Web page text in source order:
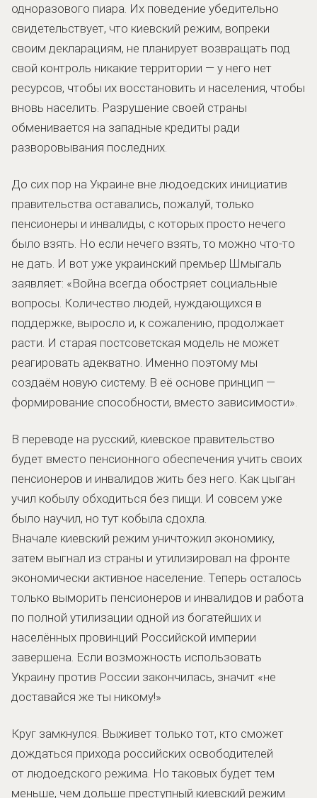
одноразового пиара. Их поведение убедительно
свидетельствует, что киевский режим, вопреки
своим декларациям, не планирует возвращать под
свой контроль никакие территории — у него нет
ресурсов, чтобы их восстановить и населения, чтобы
вновь населить. Разрушение своей страны
обменивается на западные кредиты ради
разворовывания последних.
До сих пор на Украине вне людоедских инициатив
правительства оставались, пожалуй, только
пенсионеры и инвалиды, с которых просто нечего
было взять. Но если нечего взять, то можно что-то
не дать. И вот уже украинский премьер Шмыгаль
заявляет: «Война всегда обостряет социальные
вопросы. Количество людей, нуждающихся в
поддержке, выросло и, к сожалению, продолжает
расти. И старая постсоветская модель не может
реагировать адекватно. Именно поэтому мы
создаём новую систему. В её основе принцип —
формирование способности, вместо зависимости».
В переводе на русский, киевское правительство
будет вместо пенсионного обеспечения учить своих
пенсионеров и инвалидов жить без него. Как цыган
учил кобылу обходиться без пищи. И совсем уже
было научил, но тут кобыла сдохла.
Вначале киевский режим уничтожил экономику,
затем выгнал из страны и утилизировал на фронте
экономически активное население. Теперь осталось
только выморить пенсионеров и инвалидов и работа
по полной утилизации одной из богатейших и
населённых провинций Российской империи
завершена. Если возможность использовать
Украину против России закончилась, значит «не
доставайся же ты никому!»
Круг замкнулся. Выживет только тот, кто сможет
дождаться прихода российских освободителей
от людоедского режима. Но таковых будет тем
меньше, чем дольше преступный киевский режим